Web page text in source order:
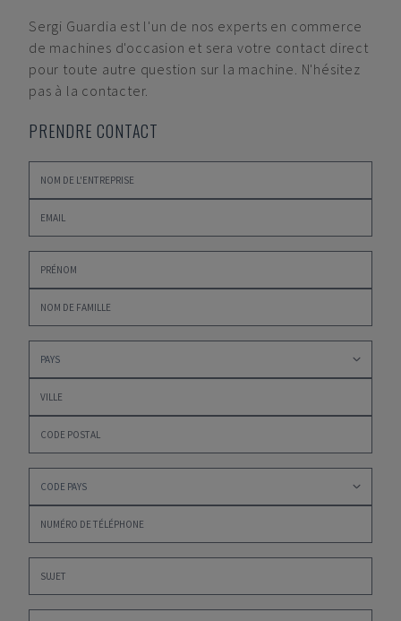
Sergi Guardia est l'un de nos experts en commerce
de machines d'occasion et sera votre contact direct
pour toute autre question sur la machine. N'hésitez
pas à la contacter.
PRENDRE CONTACT